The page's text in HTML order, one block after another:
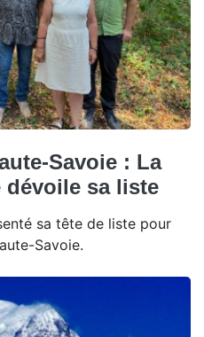
Savoie : La
dévoile sa liste
sa tête de liste pour
Savoie.